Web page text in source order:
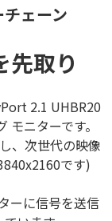
ェーン
先取り
2.1 UHBR20
ニターです。
、次世代の映像
です)
ーに信号を送信